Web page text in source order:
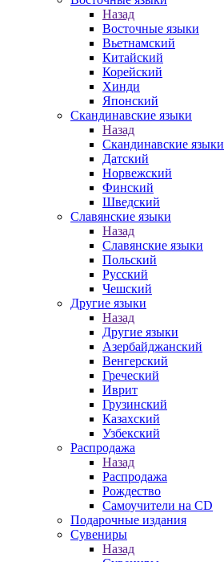
Назад
Восточные языки
Вьетнамский
Китайский
Корейский
Хинди
Японский
Скандинавские языки
Назад
Скандинавские языки
Датский
Норвежский
Финский
Шведский
Славянские языки
Назад
Славянские языки
Польский
Русский
Чешский
Другие языки
Назад
Другие языки
Азербайджанский
Венгерский
Греческий
Иврит
Грузинский
Казахский
Узбекский
Распродажа
Назад
Распродажа
Рождество
Самоучители на CD
Подарочные издания
Сувениры
Назад